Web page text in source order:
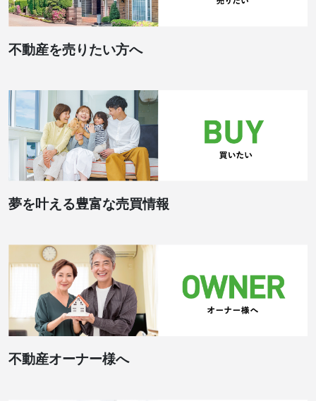
不動産を売りたい方へ
夢を叶える豊富な売買情報
不動産オーナー様へ